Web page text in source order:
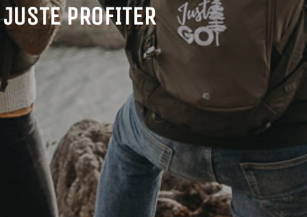
JUSTE PROFITER